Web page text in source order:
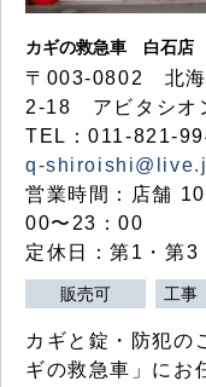
カギの救急車 白石店
〒003-0802 北海
2-18 アビタシオ
TEL：011-821-
q-
営業時間：店舗
00〜23：00
定休日：第1・第
販売可 工事
カギと錠・防犯の
ギの救急車」にお